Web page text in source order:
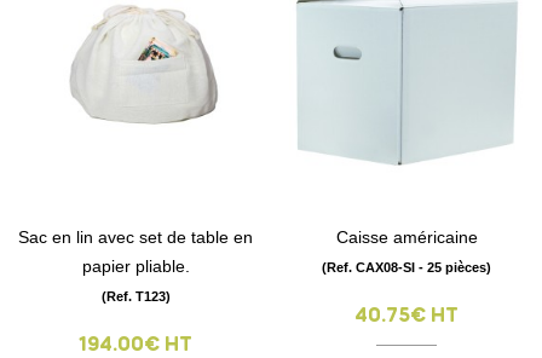
Sac en lin avec set de table en
papier pliable.
(Ref. T123)
194.00€ HT
Caisse américaine
(Ref. CAX08-SI - 25 pièces)
40.75€ HT